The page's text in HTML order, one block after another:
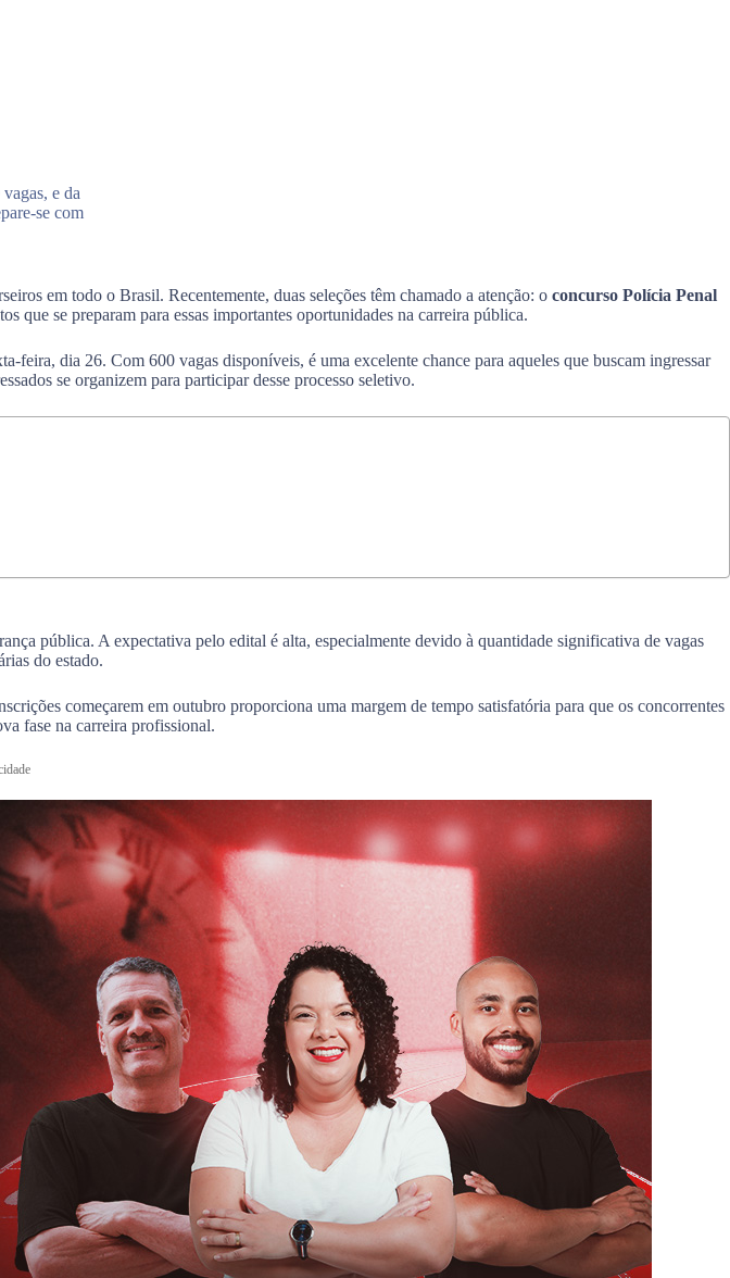
e da
se com
em todo o Brasil. Recentemente, duas seleções têm chamado a atenção: o concurso Polícia Penal
que se preparam para essas importantes oportunidades na carreira pública.
dia 26. Com 600 vagas disponíveis, é uma excelente chance para aqueles que buscam ingressar
se organizem para participar desse processo seletivo.
pública. A expectativa pelo edital é alta, especialmente devido à quantidade significativa de vagas
do estado.
começarem em outubro proporciona uma margem de tempo satisfatória para que os concorrentes
fase na carreira profissional.